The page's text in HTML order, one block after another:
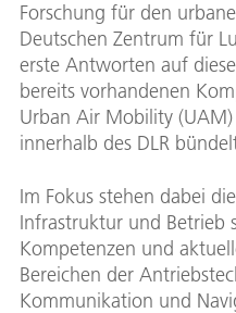
Forschung für den
Deutschen Zentrum für
erste Antworten auf
bereits vorhandenen
Urban Air Mobility
innerhalb des DLR
Im Fokus stehen dabei
Infrastruktur und Betrieb
Kompetenzen und
Bereichen der
Kommunikation und